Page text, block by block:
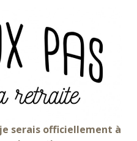
serais officiellement à